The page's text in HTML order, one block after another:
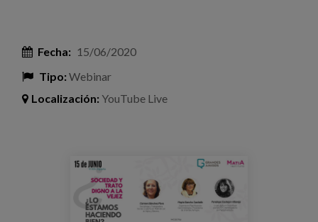
Formación
Fecha: 15/06/2020
Tipo:Webinar
Localización: YouTube Live
anuncio_15junio_2.jpg